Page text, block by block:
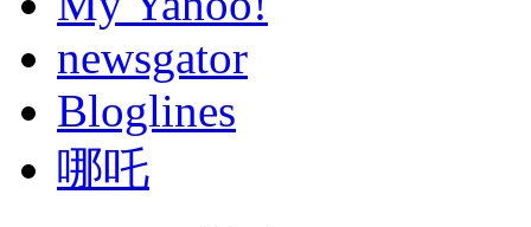
newsgator
Bloglines
哪吒